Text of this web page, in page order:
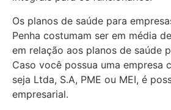
Os planos de saúde para
Penha costumam ser em média
em relação aos planos de saúde
Caso você possua uma empresa
seja Ltda, S.A, PME ou MEI, é
empresarial.